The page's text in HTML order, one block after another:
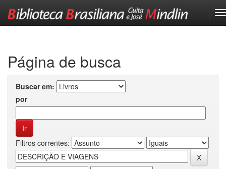
Página de busca
Buscar em:
por
Filtros correntes: